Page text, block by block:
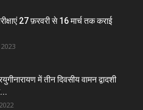
27 फ़रवरी से 16 मार्च तक कराई
में तीन दिवसीय वामन द्वादशी